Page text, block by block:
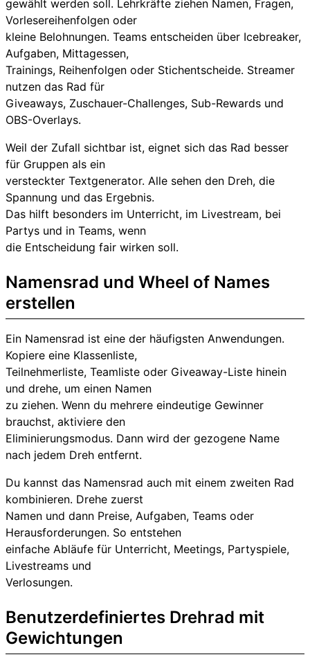
gewählt werden soll. Lehrkräfte ziehen Namen, Fragen,
Vorlesereihenfolgen oder
kleine Belohnungen. Teams entscheiden über Icebreaker,
Aufgaben, Mittagessen,
Trainings, Reihenfolgen oder Stichentscheide. Streamer
nutzen das Rad für
Giveaways, Zuschauer-Challenges, Sub-Rewards und
OBS-Overlays.
Weil der Zufall sichtbar ist, eignet sich das Rad besser
für Gruppen als ein
versteckter Textgenerator. Alle sehen den Dreh, die
Spannung und das Ergebnis.
Das hilft besonders im Unterricht, im Livestream, bei
Partys und in Teams, wenn
die Entscheidung fair wirken soll.
Namensrad und Wheel of Names
erstellen
Ein Namensrad ist eine der häufigsten Anwendungen.
Kopiere eine Klassenliste,
Teilnehmerliste, Teamliste oder Giveaway-Liste hinein
und drehe, um einen Namen
zu ziehen. Wenn du mehrere eindeutige Gewinner
brauchst, aktiviere den
Eliminierungsmodus. Dann wird der gezogene Name
nach jedem Dreh entfernt.
Du kannst das Namensrad auch mit einem zweiten Rad
kombinieren. Drehe zuerst
Namen und dann Preise, Aufgaben, Teams oder
Herausforderungen. So entstehen
einfache Abläufe für Unterricht, Meetings, Partyspiele,
Livestreams und
Verlosungen.
Benutzerdefiniertes Drehrad mit
Gewichtungen